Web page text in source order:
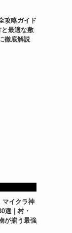
攻略ガイド
と最適な敷
徹底解説
マイクラ神
選｜村・
が揃う最強